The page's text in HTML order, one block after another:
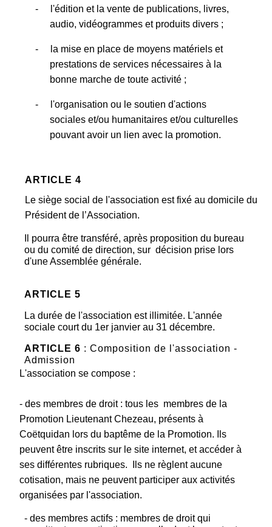
- l'édition et la vente de publications, livres,
audio, vidéogrammes et produits divers ;
- la mise en place de moyens matériels et
prestations de services nécessaires à la
bonne marche de toute activité ;
- l'organisation ou le soutien d'actions
sociales et/ou humanitaires et/ou culturelles
pouvant avoir un lien avec la promotion.
ARTICLE 4
Le siège social de l'association est fixé au domicile du
Président de l’Association.
Il pourra être transféré, après proposition du bureau
ou du comité de direction, sur décision prise lors
d'une Assemblée générale.
ARTICLE 5
La durée de l'association est illimitée. L'année
sociale court du 1er janvier au 31 décembre.
ARTICLE 6 : Composition de l'association -
Admission
L'association se compose :
- des membres de droit : tous les membres de la
Promotion Lieutenant Chezeau, présents à
Coëtquidan lors du baptême de la Promotion. Ils
peuvent être inscrits sur le site internet, et accéder à
ses différentes rubriques. Ils ne règlent aucune
cotisation, mais ne peuvent participer aux activités
organisées par l'association.
- des membres actifs : membres de droit qui